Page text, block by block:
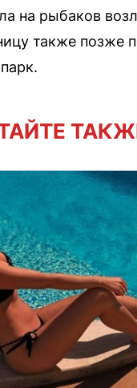
на рыбаков
также позже